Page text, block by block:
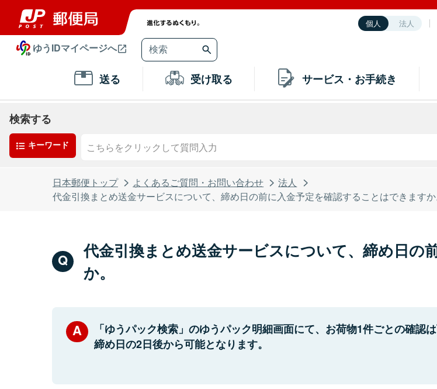
個人 法人
ゆうIDマイページへ
送る 受け取る サービス・お手続き
検索する
キーワード
日本郵便トップ よくあるご質問・お問い合わせ
法人
代金引換まとめ送金サービスについて、締め日の前に入金予定を確認することはできますか
代金引換まとめ送金サービスについて、締め日の
か。
「ゆうパック検索」のゆうパック明細画面にて、お荷物1件ごとの確
締め日の2日後から可能となります。